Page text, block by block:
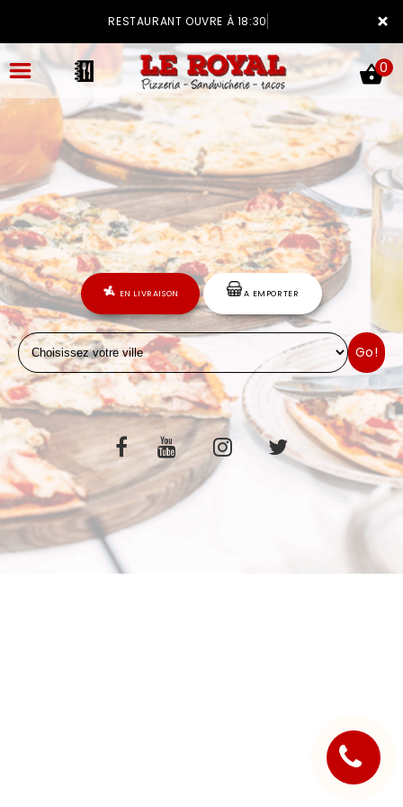
×
RESTAURANT OUVRE À 18:30
ACCUEIL
LA CARTE
VOTRE COMPTE
NOTRE RESTAURANT
VOS AVIS
MENTIONS LÉGALES
C.G.V
0
EN LIVRAISON A EMPORTER
Go!